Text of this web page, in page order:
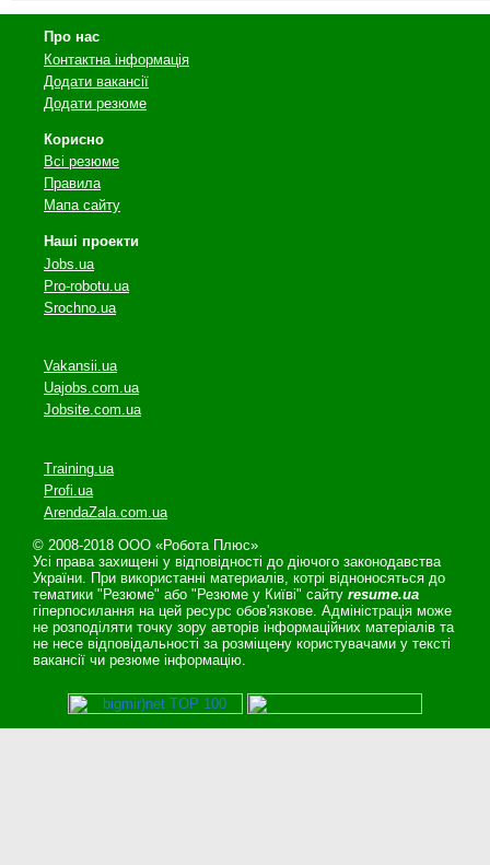
Про нас
Контактна інформація
Додати вакансії
Додати резюме
Корисно
Всі резюме
Правила
Мапа сайту
Наші проекти
Jobs.ua
Pro-robotu.ua
Srochno.ua
Vakansii.ua
Uajobs.com.ua
Jobsite.com.ua
Training.ua
Profi.ua
ArendaZala.com.ua
© 2008-2018 ООО «Робота Плюс»
Усі права захищені у відповідності до діючого законодавства
України. При використанні материалів, котрі відноносяться до
тематики "Резюме" або "Резюме у Київі" сайту resume.ua
гіперпосилання на цей ресурс обов'язкове. Адміністрація може
не розподіляти точку зору авторів інформаційних матеріалів та
не несе відповідальності за розміщену користувачами у тексті
вакансії чи резюме інформацію.